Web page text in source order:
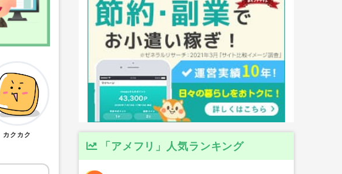
カクカク
「アメフリ」人気ランキング